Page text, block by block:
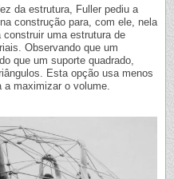
da estrutura, Fuller pediu a
construção para, com ele, nela
uma estrutura de
Observando que um
que um suporte quadrado,
Esta opção usa menos
maximizar o volume.